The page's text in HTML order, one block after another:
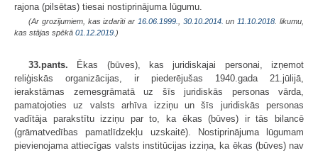
rajona (pilsētas) tiesai nostiprinājuma lūgumu.
(Ar grozījumiem, kas izdarīti ar 16.06.1999. 30.10.2014. un 11.10.2018 . likumu,
kas stājas spēkā 01.12.2019. )
33.pants. Ēkas (būves), kas juridiskajai personai, izņemot
reliģiskās organizācijas, ir piederējušas 1940.gada 21.jūlijā,
ierakstāmas zemesgrāmatā uz šīs juridiskās personas vārda,
pamatojoties uz valsts arhīva izziņu un šīs juridiskās personas
vadītāja parakstītu izziņu par to, ka ēkas (būves) ir tās bilancē
(grāmatvedības pamatlīdzekļu uzskaitē). Nostiprinājuma lūgumam
pievienojama attiecīgas valsts institūcijas izziņa, ka ēkas (būves) nav